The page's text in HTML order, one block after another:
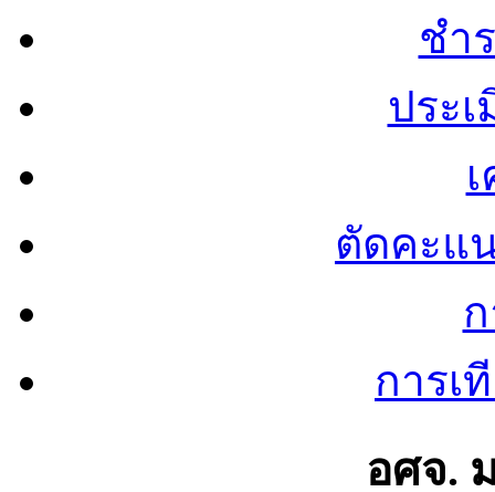
ชำ
ประ
ตัดคะแ
การเ
อศจ.